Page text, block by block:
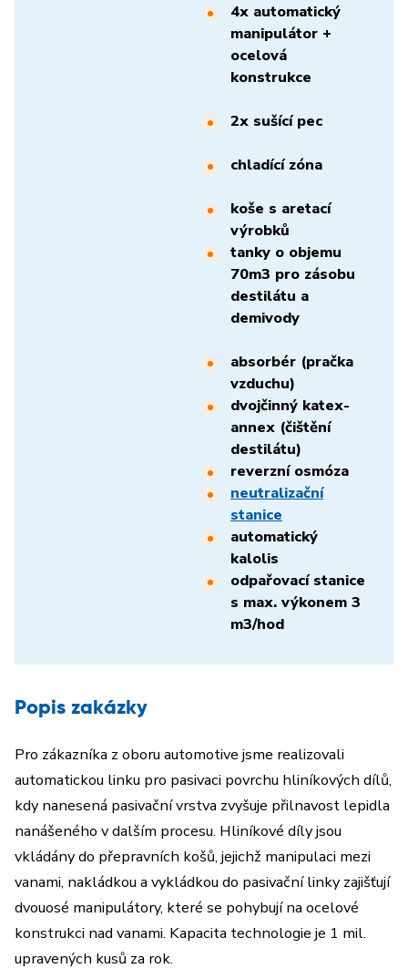
4x automatický
manipulátor +
ocelová
konstrukce
2x sušící pec
chladící zóna
koše s aretací
výrobků
tanky o objemu
70m3 pro zásobu
destilátu a
demivody
absorbér (pračka
vzduchu)
dvojčinný katex-
annex (čištění
destilátu)
reverzní osmóza
neutralizační
stanice
automatický
kalolis
odpařovací stanice
s max. výkonem 3
m3/hod
Popis zakázky
Pro zákazníka z oboru automotive jsme realizovali
automatickou linku pro pasivaci povrchu hliníkových dílů,
kdy nanesená pasivační vrstva zvyšuje přilnavost lepidla
nanášeného v dalším procesu. Hliníkové díly jsou
vkládány do přepravních košů, jejichž manipulaci mezi
vanami, nakládkou a vykládkou do pasivační linky zajišťují
dvouosé manipulátory, které se pohybují na ocelové
konstrukci nad vanami. Kapacita technologie je 1 mil.
upravených kusů za rok.